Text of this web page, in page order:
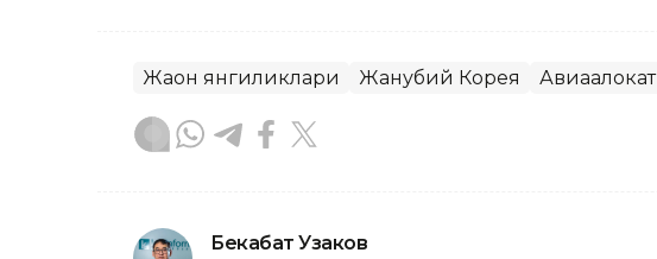
Жаҳон янгиликлари Жанубий Корея Авиаҳалокат
Бекабат Узаков